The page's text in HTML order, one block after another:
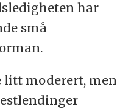
har
små
litt moderert, men